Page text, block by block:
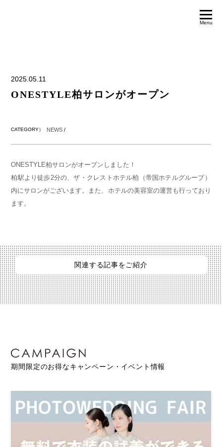
Menu
2025.05.11
ONESTYLE柏サロンがオープン
CATEGORY） NEWS /
ONESTYLE柏サロンがオープンしました！
柏駅より徒歩2分の、ザ・クレストホテル柏（帝国ホテルグループ）
内にサロンがございます。また、ホテルの美容室の運営も行っており
ます。
関連する記事をご紹介
期間限定のお得なキャンペーン・イベント情報